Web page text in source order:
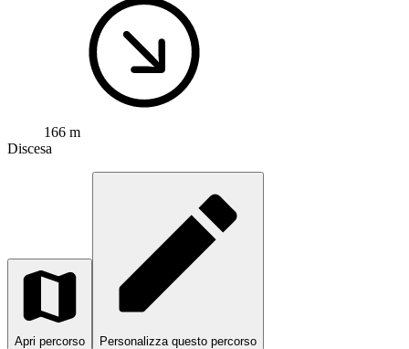
166 m
Discesa
Apri percorso Personalizza questo percorso